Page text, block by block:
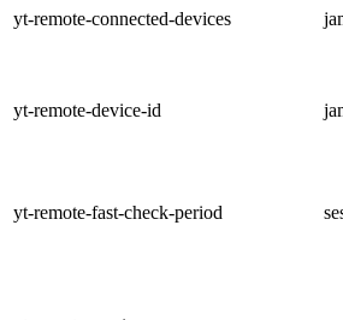
yt-remote-connected-devices
yt-remote-device-id
yt-remote-fast-check-period